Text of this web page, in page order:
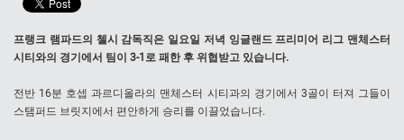
프랭크 램파드의 첼시 감독직은 일요일 저녁 잉글랜드 프리미어 리그 맨체스터
시티와의 경기에서 팀이 3-1로 패한 후 위협받고 있습니다.
전반 16분 호셉 과르디올라의 맨체스터 시티과의 경기에서 3골이 터져 그들이
스탬퍼드 브릿지에서 편안하게 승리를 이끌었습니다.